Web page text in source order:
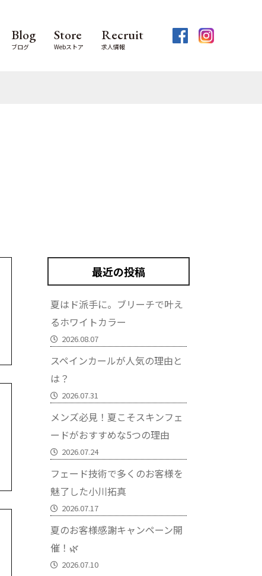
Blog
ブログ
Store
Webストア
Recruit
求人情報
最近の投稿
夏はド派手に。ブリーチで叶え
るホワイトカラー
2026.08.07
スペインカールが人気の理由と
は？
2026.07.31
メンズ必見！夏こそスキンフェ
ードがおすすめな5つの理由
2026.07.24
フェード技術で多くのお客様を
魅了した小川拓真
2026.07.17
夏のお客様感謝キャンペーン開
催！🌿
2026.07.10